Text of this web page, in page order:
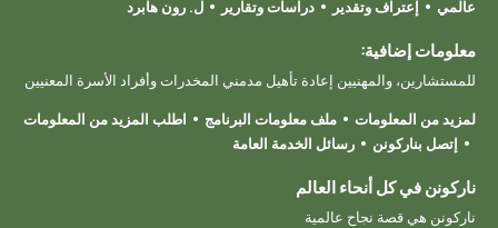
عالمي
إعتراف وتقدير دراسات وتقارير ل. رون هابرد
معلومات إضافية:
للمستشارين، والمهنيين إعادة تأهيل مدمني المخدرات وأفراد الأسرة المعنيين
لمزيد من المعلومات
ملف معلومات البرنامج
اطلب المزيد من المعلومات
إتصل بناركونن
رسائل الخدمة العامة
ناركونن في كل أنحاء العالم
ناركونن هي قصة نجاح عالمية